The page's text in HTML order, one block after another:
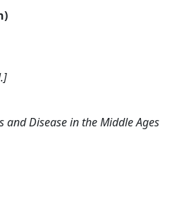
and Disease in the Middle Ages